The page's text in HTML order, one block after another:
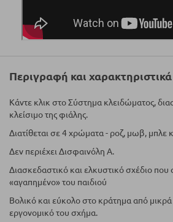
Περιγραφή και χαρακτηριστικά
Κάντε κλικ στο Σύστημα κλειδώματος,
κλείσιμο της φιάλης.
Διατίθεται σε 4 χρώματα - ροζ, μωβ, μπλε
Δεν περιέχει Δισφαινόλη Α.
Διασκεδαστικό και ελκυστικό σχέδιο που
«αγαπημένο» του παιδιού
Βολικό και εύκολο στο κράτημα από μικρά
εργονομικό του σχήμα.